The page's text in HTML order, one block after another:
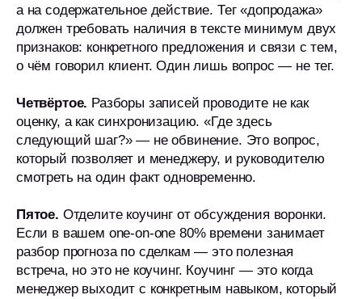
а на содержательное действие. Тег «допродажа»
должен требовать наличия в тексте минимум двух
признаков: конкретного предложения и связи с тем,
о чём говорил клиент. Один лишь вопрос — не тег.
Четвёртое. Разборы записей проводите не как
оценку, а как синхронизацию. «Где здесь
следующий шаг?» — не обвинение. Это вопрос,
который позволяет и менеджеру, и руководителю
смотреть на один факт одновременно.
Пятое. Отделите коучинг от обсуждения воронки.
Если в вашем one-on-one 80% времени занимает
разбор прогноза по сделкам — это полезная
встреча, но это не коучинг. Коучинг — это когда
менеджер выходит с конкретным навыком, который